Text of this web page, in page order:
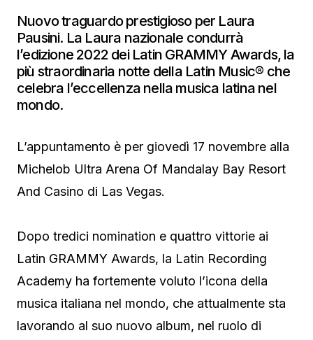
Nuovo traguardo prestigioso per Laura
Pausini. La Laura nazionale condurrà
l’edizione 2022 dei Latin GRAMMY Awards, la
più straordinaria notte della Latin Music® che
celebra l’eccellenza nella musica latina nel
mondo.
L’appuntamento è per giovedì 17 novembre alla
Michelob Ultra Arena Of Mandalay Bay Resort
And Casino di Las Vegas.
Dopo tredici nomination e quattro vittorie ai
Latin GRAMMY Awards, la Latin Recording
Academy ha fortemente voluto l’icona della
musica italiana nel mondo, che attualmente sta
lavorando al suo nuovo album, nel ruolo di